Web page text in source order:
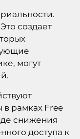
создает
могут
рамках Free
снижения
доступа к